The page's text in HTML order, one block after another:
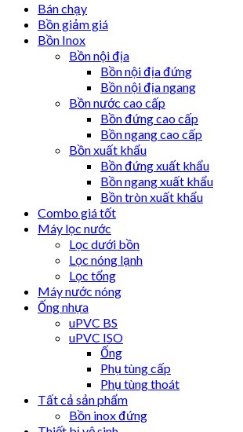
Bán chạy
Bồn giảm giá
Bồn Inox
Bồn nội địa
Bồn nội địa đứng
Bồn nội địa ngang
Bồn nước cao cấp
Bồn đứng cao cấp
Bồn ngang cao cấp
Bồn xuất khẩu
Bồn đứng xuất khẩu
Bồn ngang xuất khẩu
Bồn tròn xuất khẩu
Combo giá tốt
Máy lọc nước
Lọc dưới bồn
Lọc nóng lạnh
Lọc tổng
Máy nước nóng
Ống nhựa
uPVC BS
uPVC ISO
Ống
Phụ tùng cấp
Phụ tùng thoát
Tất cả sản phẩm
Bồn inox đứng